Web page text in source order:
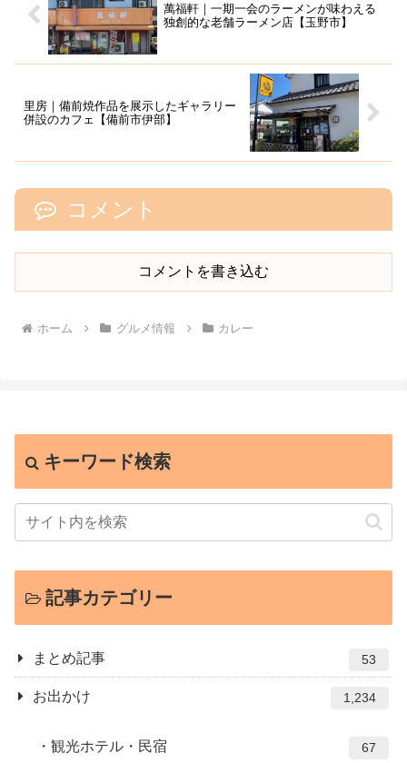
萬福軒｜一期一会のラーメンが味わえる
独創的な老舗ラーメン店【玉野市】
里房｜備前焼作品を展示したギャラリー
併設のカフェ【備前市伊部】
コメント
コメントを書き込む
ホーム グルメ情報 カレー
キーワード検索
記事カテゴリー
まとめ記事 53
お出かけ 1,234
観光ホテル・民宿 67